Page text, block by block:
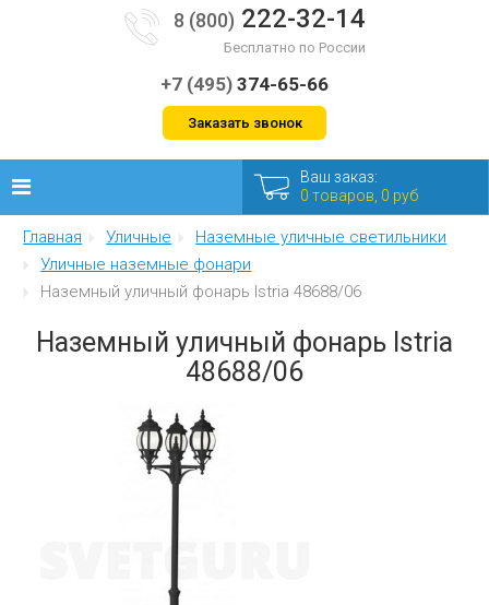
8 (800) 222-32-14
Бесплатно по России
+7 (495) 374-65-66
Заказать звонок
Люстры
Бра
Интерьерные
Распродажа
Ваш заказ:
0 товаров, 0 руб
Главная Уличные
Наземные уличные светильники
Уличные наземные фонари
Наземный уличный фонарь Istria 48688/06
Наземный уличный фонарь Istria
48688/06